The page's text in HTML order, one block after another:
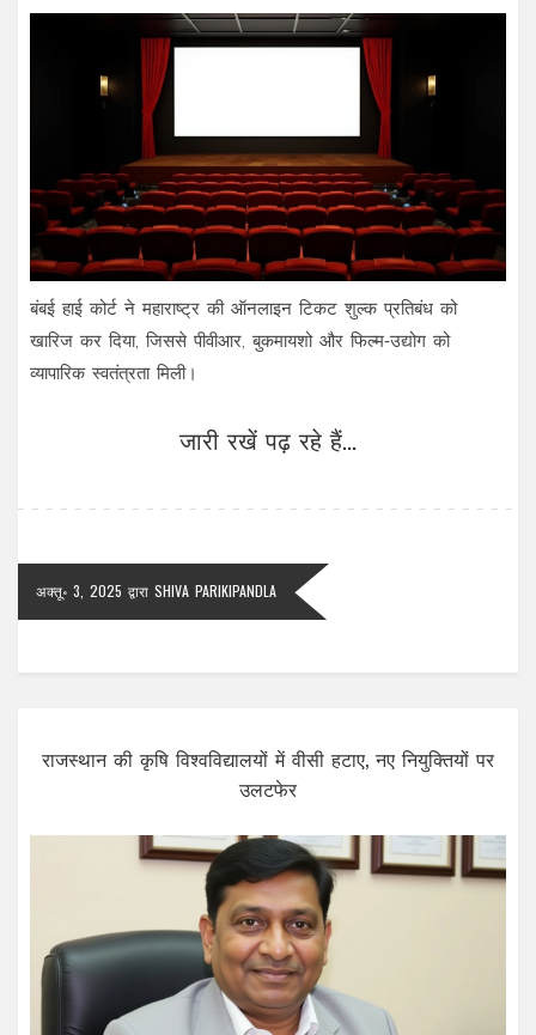
बंबई हाई कोर्ट ने महाराष्ट्र की ऑनलाइन टिकट शुल्क प्रतिबंध को
खारिज कर दिया, जिससे पीवीआर, बुकमायशो और फिल्म‑उद्योग को
व्यापारिक स्वतंत्रता मिली।
जारी रखें पढ़ रहे हैं...
अक्तू॰ 3, 2025 द्वारा SHIVA PARIKIPANDLA
राजस्थान की कृषि विश्वविद्यालयों में वीसी हटाए, नए नियुक्तियों पर
उलटफेर